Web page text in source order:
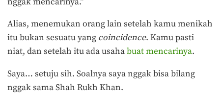
Alias, menemukan orang lain setelah kamu menikah
itu bukan sesuatu yang coincidence. Kamu pasti
niat, dan setelah itu ada usahabuat mencarinya.
Saya… setuju sih. Soalnya saya nggak bisa bilang
nggak sama Shah Rukh Khan.